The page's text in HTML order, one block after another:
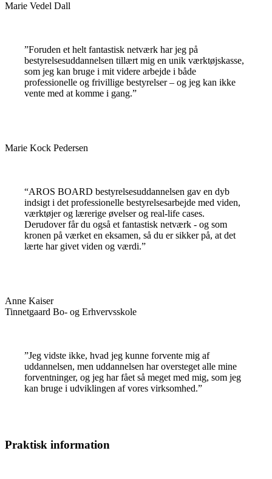
Marie Vedel Dall
”Foruden et helt fantastisk netværk har jeg på
bestyrelsesuddannelsen tillært mig en unik værktøjskasse,
som jeg kan bruge i mit videre arbejde i både
professionelle og frivillige bestyrelser – og jeg kan ikke
vente med at komme i gang.”
Marie Kock Pedersen
“AROS BOARD bestyrelsesuddannelsen gav en dyb
indsigt i det professionelle bestyrelsesarbejde med viden,
værktøjer og lærerige øvelser og real-life cases.
Derudover får du også et fantastisk netværk - og som
kronen på værket en eksamen, så du er sikker på, at det
lærte har givet viden og værdi.”
Anne Kaiser
Tinnetgaard Bo- og Erhvervsskole
”Jeg vidste ikke, hvad jeg kunne forvente mig af
uddannelsen, men uddannelsen har oversteget alle mine
forventninger, og jeg har fået så meget med mig, som jeg
kan bruge i udviklingen af vores virksomhed.”
Praktisk information